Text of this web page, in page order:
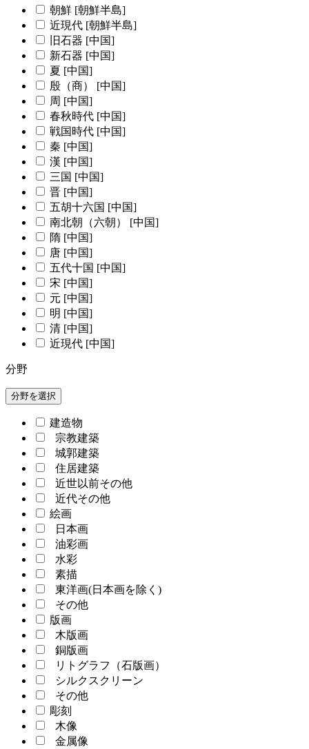
朝鮮 [朝鮮半島]
近現代 [朝鮮半島]
旧石器 [中国]
新石器 [中国]
夏 [中国]
殷（商） [中国]
周 [中国]
春秋時代 [中国]
戦国時代 [中国]
秦 [中国]
漢 [中国]
三国 [中国]
晋 [中国]
五胡十六国 [中国]
南北朝（六朝） [中国]
隋 [中国]
唐 [中国]
五代十国 [中国]
宋 [中国]
元 [中国]
明 [中国]
清 [中国]
近現代 [中国]
分野
分野を選択
建造物
宗教建築
城郭建築
住居建築
近世以前その他
近代その他
絵画
日本画
油彩画
水彩
素描
東洋画(日本画を除く)
その他
版画
木版画
銅版画
リトグラフ（石版画）
シルクスクリーン
その他
彫刻
木像
金属像